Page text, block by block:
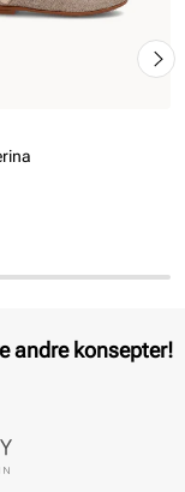
andre konsepter!